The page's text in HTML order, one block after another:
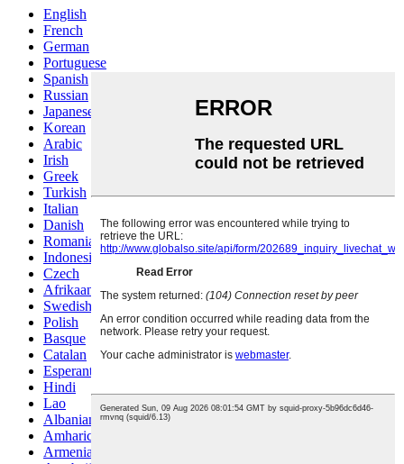
English
French
German
Portuguese
Spanish
Russian
Japanese
Korean
Arabic
Irish
Greek
Turkish
Italian
Danish
Romanian
Indonesian
Czech
Afrikaans
Swedish
Polish
Basque
Catalan
Esperanto
Hindi
Lao
Albanian
Amharic
Armenian